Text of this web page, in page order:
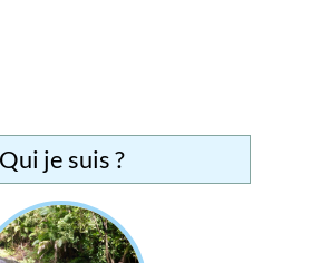
Qui je suis ?